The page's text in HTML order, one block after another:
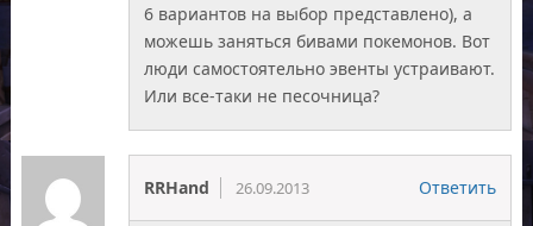
6 вариантов на выбор представлено), а
можешь заняться бивами покемонов. Вот
люди самостоятельно эвенты устраивают.
Или все-таки не песочница?
RRHand 26.09.2013 Ответить